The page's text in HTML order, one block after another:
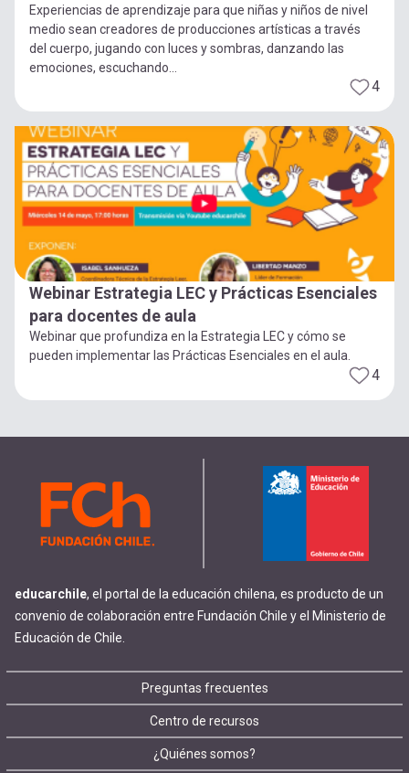
Experiencias de aprendizaje para que niñas y niños de nivel
medio sean creadores de producciones artísticas a través
del cuerpo, jugando con luces y sombras, danzando las
emociones, escuchando...
4
Webinar Estrategia LEC y Prácticas Esenciales
para docentes de aula
Webinar que profundiza en la Estrategia LEC y cómo se
pueden implementar las Prácticas Esenciales en el aula.
4
educarchile, el portal de la educación chilena, es producto de un
convenio de colaboración entre Fundación Chile y el Ministerio de
Educación de Chile.
Footer
menu
Preguntas frecuentes
Centro de recursos
¿Quiénes somos?